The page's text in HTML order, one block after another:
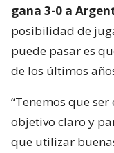
gana 3-0 a
posibilidad de
puede pasar es
de los últimos
“Tenemos que
objetivo claro y
que utilizar